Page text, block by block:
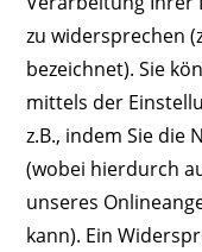
zu widersprechen
bezeichnet). Sie
mittels der
z.B., indem Sie die
(wobei hierdurch
unseres
kann). Ein